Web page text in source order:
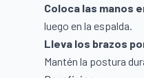
Coloca las manos
luego en la espalda.
Lleva los brazos
Mantén la postura